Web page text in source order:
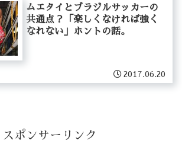
ムエタイとブラジルサッカーの
共通点？「楽しくなければ強く
なれない」ホントの話。
2017.06.20
スポンサーリンク